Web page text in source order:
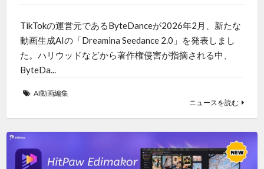
TikTokの運営元であるByteDanceが2026年2月、新たな
動画生成AIの「Dreamina Seedance 2.0」を発表しまし
た。ハリウッドなどから著作権侵害が指摘される中、
ByteDa...
AI動画編集
ニュースを読む